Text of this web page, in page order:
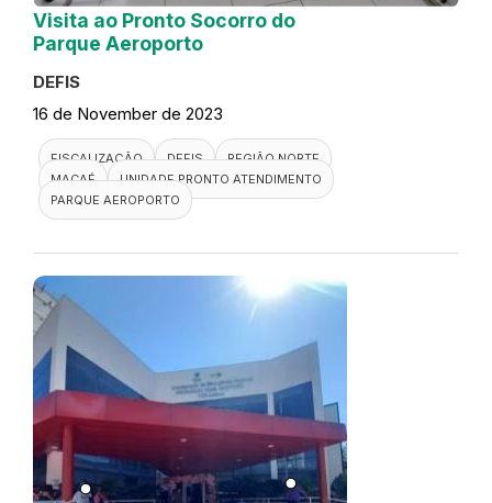
Visita ao Pronto Socorro do
Parque Aeroporto
DEFIS
16 de November de 2023
FISCALIZAÇÃO DEFIS
REGIÃO NORTE
MACAÉ
UNIDADE PRONTO ATENDIMENTO
PARQUE AEROPORTO